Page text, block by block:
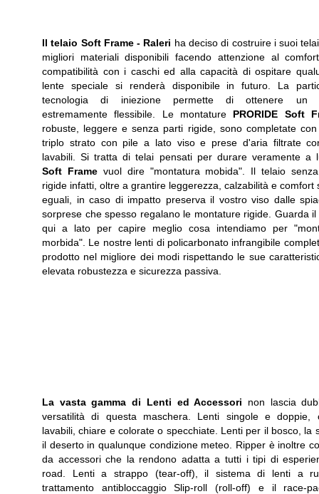
Il telaio Soft Frame - Raleri ha deciso di costruire i suoi
migliori materiali disponibili facendo attenzione al
compatibilità con i caschi ed alla capacità di ospitare
lente speciale si renderà disponibile in futuro. La
tecnologia di iniezione permette di ottenere un
estremamente flessibile. Le montature PRORIDE Soft
robuste, leggere e senza parti rigide, sono completate
triplo strato con pile a lato viso e prese d'aria filtrate
lavabili. Si tratta di telai pensati per durare veramente a
Soft Framevuol dire "montatura mobida". Il telaio
rigide infatti, oltre a grantire leggerezza, calzabilità e comfort
eguali, in caso di impatto preserva il vostro viso dalle
sorprese che spesso regalano le montature rigide. Guarda il
qui a lato per capire meglio cosa intendiamo per
morbida". Le nostre lenti di policarbonato infrangibile
prodotto nel migliore dei modi rispettando le sue
elevata robustezza e sicurezza passiva.
La vasta gamma di Lenti ed Accessori non lascia
versatilità di questa maschera. Lenti singole e doppie,
lavabili, chiare e colorate o specchiate. Lenti per il bosco, la
il deserto in qualunque condizione meteo. Ripper è inoltre
da accessori che la rendono adatta a tutti i tipi di
road. Lenti a strappo (tear-off), il sistema di lenti a
trattamento antibloccaggio Slip-roll (roll-off) e il race-